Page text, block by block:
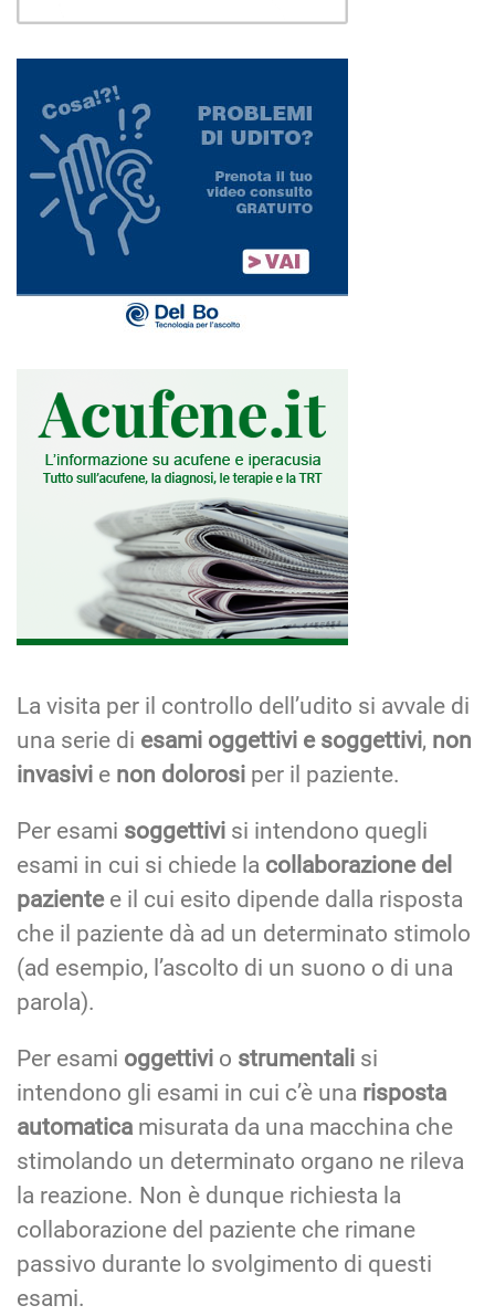
La visita per il controllo dell’udito si avvale di
una serie di esami oggettivi e soggettivi, non
invasivi e non dolorosi per il paziente.
Per esami soggettivi si intendono quegli
esami in cui si chiede la collaborazione del
pazientee il cui esito dipende dalla risposta
che il paziente dà ad un determinato stimolo
(ad esempio, l’ascolto di un suono o di una
parola).
Per esami oggettivi o strumentali si
intendono gli esami in cui c’è una risposta
automatica misurata da una macchina che
stimolando un determinato organo ne rileva
la reazione. Non è dunque richiesta la
collaborazione del paziente che rimane
passivo durante lo svolgimento di questi
esami.